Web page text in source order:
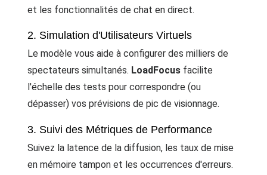
et les fonctionnalités de chat en direct.
2. Simulation d'Utilisateurs Virtuels
Le modèle vous aide à configurer des milliers de
spectateurs simultanés. LoadFocus facilite
l'échelle des tests pour correspondre (ou
dépasser) vos prévisions de pic de visionnage.
3. Suivi des Métriques de Performance
Suivez la latence de la diffusion, les taux de mise
en mémoire tampon et les occurrences d'erreurs.